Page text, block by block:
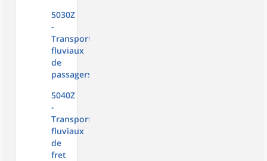
5030Z
-
Transports
fluviaux
de
passagers
5040Z
-
Transports
fluviaux
de
fret